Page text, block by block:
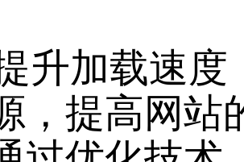
升加载速度
，提高网站